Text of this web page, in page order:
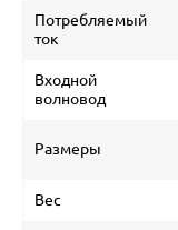
Потребляемый
ток
Входной
волновод
Размеры
Вес